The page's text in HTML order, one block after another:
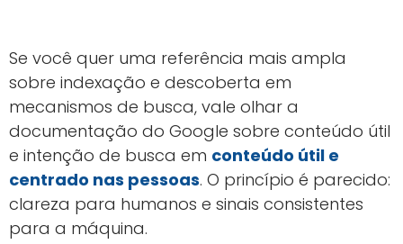
Se você quer uma referência mais ampla
sobre indexação e descoberta em
mecanismos de busca, vale olhar a
documentação do Google sobre conteúdo útil
e intenção de busca em conteúdo útil e
centrado nas pessoas. O princípio é parecido:
clareza para humanos e sinais consistentes
para a máquina.